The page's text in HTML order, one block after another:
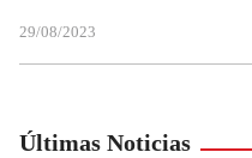
29/08/2023
Últimas Noticias